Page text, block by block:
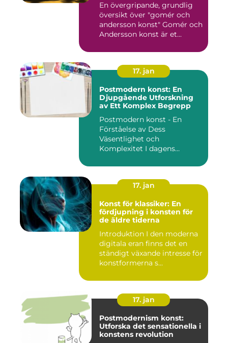
En övergripande, grundlig
översikt över "gomér och
andersson konst" Gomér och
Andersson konst är et...
17. jan
Postmodern konst: En
Djupgående Utforskning
av Ett Komplex Begrepp
Postmodern konst - En
Förståelse av Dess
Väsentlighet och
Komplexitet I dagens
17. jan
Konst för klassiker: En
fördjupning i konsten för
de äldre tiderna
Introduktion I den moderna
digitala eran finns det en
ständigt växande intresse för
konstformerna s...
17. jan
Postmodernism konst:
Utforska det sensationella i
konstens revolution